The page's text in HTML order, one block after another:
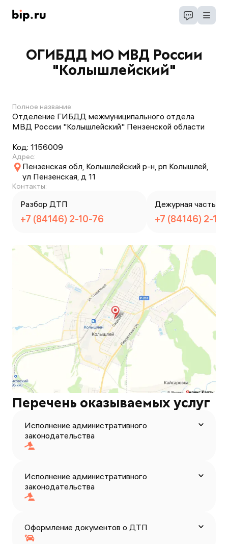
ОГИБДД МО МВД России
"Колышлейский"
Полное название:
Отделение ГИБДД межмуниципального отдела
МВД России "Колышлейский" Пензенской области
Код: 1156009
Адрес:
Пензенская обл, Колышлейский р-н, рп Колышлей,
ул Пензенская, д 11
Контакты:
Разбор ДТП
+7 (84146) 2-10-76
Дежурная часть
+7 (84146) 2-
Перечень оказываемых услуг
Исполнение административного
законодательства
Исполнение административного
законодательства
Оформление документов о ДТП